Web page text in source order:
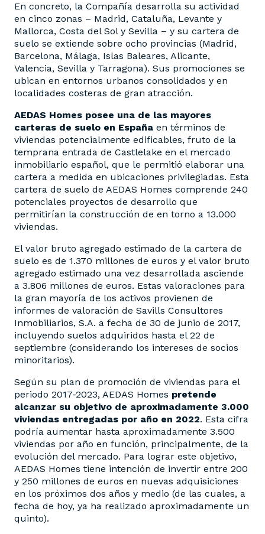
En concreto, la Compañía desarrolla su actividad
en cinco zonas – Madrid, Cataluña, Levante y
Mallorca, Costa del Sol y Sevilla – y su cartera de
suelo se extiende sobre ocho provincias (Madrid,
Barcelona, Málaga, Islas Baleares, Alicante,
Valencia, Sevilla y Tarragona). Sus promociones se
ubican en entornos urbanos consolidados y en
localidades costeras de gran atracción.
AEDAS Homes posee una de las mayores
carteras de suelo en España en términos de
viviendas potencialmente edificables, fruto de la
temprana entrada de Castlelake en el mercado
inmobiliario español, que le permitió elaborar una
cartera a medida en ubicaciones privilegiadas. Esta
cartera de suelo de AEDAS Homes comprende 240
potenciales proyectos de desarrollo que
permitirían la construcción de en torno a 13.000
viviendas.
El valor bruto agregado estimado de la cartera de
suelo es de 1.370 millones de euros y el valor bruto
agregado estimado una vez desarrollada asciende
a 3.806 millones de euros. Estas valoraciones para
la gran mayoría de los activos provienen de
informes de valoración de Savills Consultores
Inmobiliarios, S.A. a fecha de 30 de junio de 2017,
incluyendo suelos adquiridos hasta el 22 de
septiembre (considerando los intereses de socios
minoritarios).
Según su plan de promoción de viviendas para el
periodo 2017-2023, AEDAS Homes pretende
alcanzar su objetivo de aproximadamente 3.000
viviendas entregadas por año en 2022. Esta cifra
podría aumentar hasta aproximadamente 3.500
viviendas por año en función, principalmente, de la
evolución del mercado. Para lograr este objetivo,
AEDAS Homes tiene intención de invertir entre 200
y 250 millones de euros en nuevas adquisiciones
en los próximos dos años y medio (de las cuales, a
fecha de hoy, ya ha realizado aproximadamente un
quinto).